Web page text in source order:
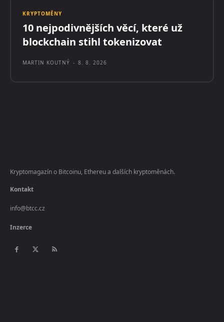
KRYPTOMĚNY
10 nejpodivnějších věcí, které už
blockchain stihl tokenizovat
MARTIN KOUTNÝ - 8. 8. 2026
Kryptomagazín o Bitcoinu, Ethereu a dalších kryptoměnách.
Kontakt
info@btcc.cz
Inzerce